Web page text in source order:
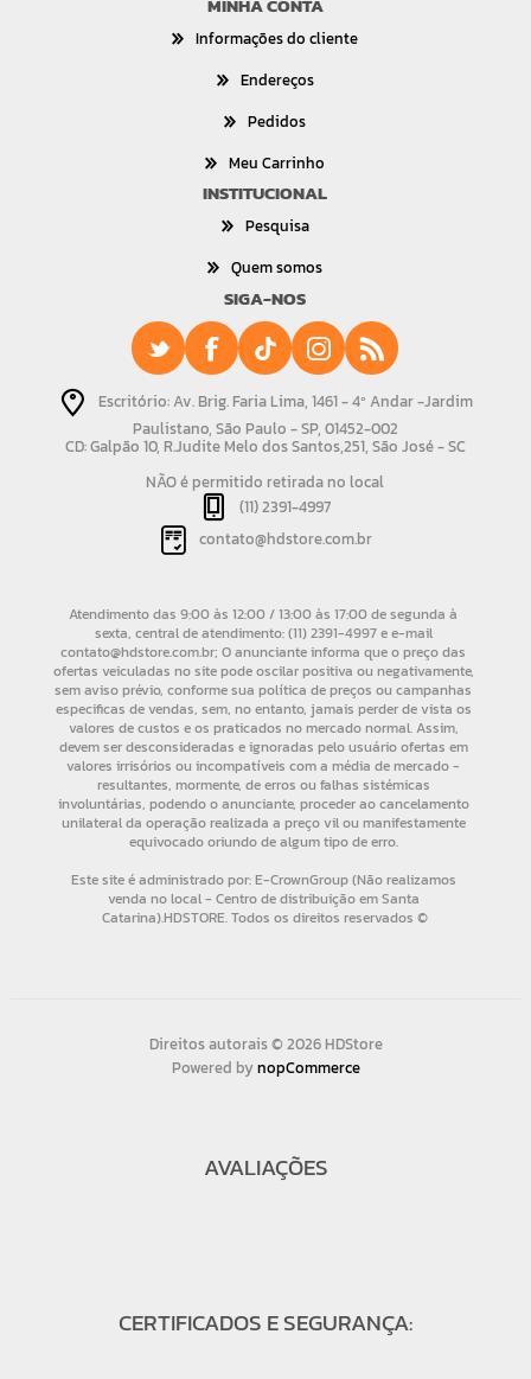
Informações do cliente
Endereços
Pedidos
Meu Carrinho
INSTITUCIONAL
Pesquisa
Quem somos
SIGA-NOS
Escritório: Av. Brig. Faria Lima, 1461 - 4º Andar -Jardim
Paulistano, São Paulo - SP, 01452-002
CD: Galpão 10, R.Judite Melo dos Santos,251, São José - SC
NÃO é permitido retirada no local
(11) 2391-4997
contato@hdstore.com.br
Direitos autorais © 2026 HDStore
Powered bynopCommerce
AVALIAÇÕES
CERTIFICADOS E SEGURANÇA: